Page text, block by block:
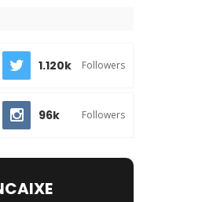
1.120k Followers
96k Followers